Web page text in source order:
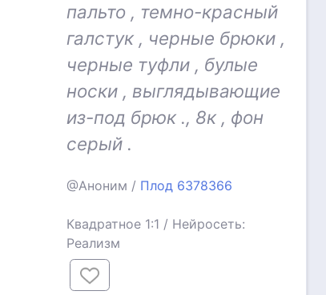
пальто , темно-красный
галстук , черные брюки ,
черные туфли , булые
носки , выглядывающие
из-под брюк ., 8к , фон
серый .
@Аноним / Плод 6378366
Квадратное 1:1 / Нейросеть:
Реализм